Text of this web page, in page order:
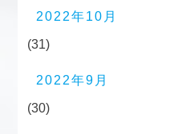
2022年10月
(31)
2022年9月
(30)